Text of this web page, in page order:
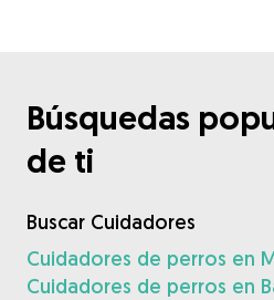
Búsquedas
de ti
Buscar Cuidadores
Cuidadores de perros en
Cuidadores de perros en